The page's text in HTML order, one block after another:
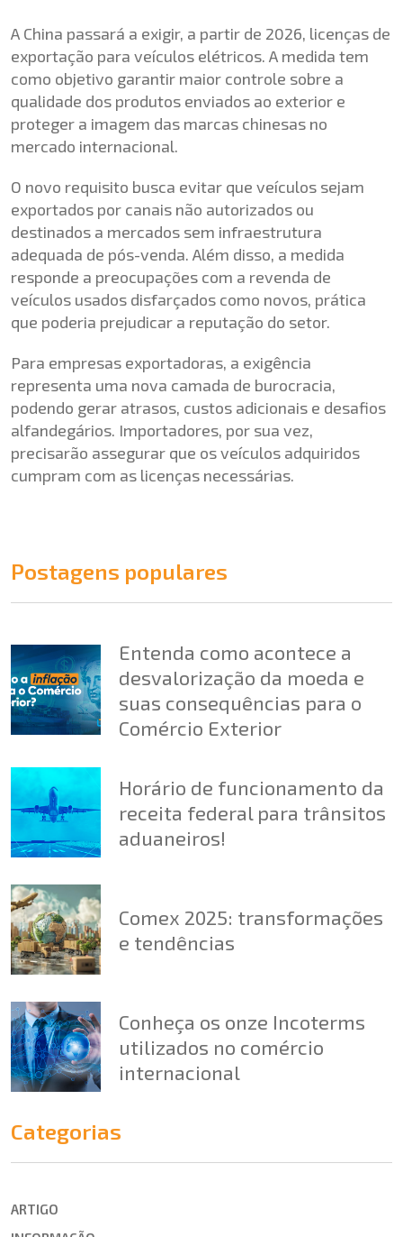
A China passará a exigir, a partir de 2026, licenças de
exportação para veículos elétricos. A medida tem
como objetivo garantir maior controle sobre a
qualidade dos produtos enviados ao exterior e
proteger a imagem das marcas chinesas no
mercado internacional.
O novo requisito busca evitar que veículos sejam
exportados por canais não autorizados ou
destinados a mercados sem infraestrutura
adequada de pós-venda. Além disso, a medida
responde a preocupações com a revenda de
veículos usados disfarçados como novos, prática
que poderia prejudicar a reputação do setor.
Para empresas exportadoras, a exigência
representa uma nova camada de burocracia,
podendo gerar atrasos, custos adicionais e desafios
alfandegários. Importadores, por sua vez,
precisarão assegurar que os veículos adquiridos
cumpram com as licenças necessárias.
Postagens populares
Entenda como acontece a
desvalorização da moeda e
suas consequências para o
Comércio Exterior
Horário de funcionamento da
receita federal para trânsitos
aduaneiros!
Comex 2025: transformações
e tendências
Conheça os onze Incoterms
utilizados no comércio
internacional
Categorias
ARTIGO